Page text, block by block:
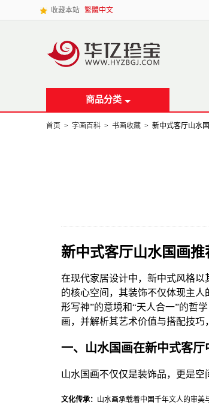
收藏本站 繁體中文
商品分类
首页 > 字画百科 > 书画收藏 > 新中式客厅山水
新中式客厅山水国画
在现代家居设计中，新中式风格
的核心空间，其装饰不仅体现主
形写神”的意境和“天人合一”的哲
画，并解析其艺术价值与搭配技巧
一、山水国画在新中式客厅
山水国画不仅仅是装饰品，更是空
文化传承： 山水画承载着中国千年文人的审美